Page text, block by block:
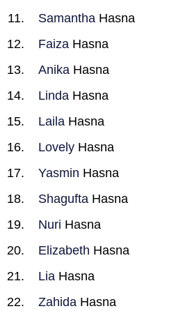
Samantha Hasna
Faiza Hasna
Anika Hasna
Linda Hasna
Laila Hasna
Lovely Hasna
Yasmin Hasna
Shagufta Hasna
Nuri Hasna
Elizabeth Hasna
Lia Hasna
Zahida Hasna